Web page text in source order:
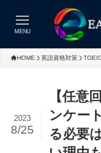
MENU
HOME 英語資格対策
【任意
ンケー
る必要
2023
8/25